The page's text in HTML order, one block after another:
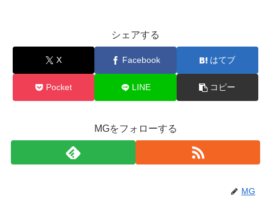
シェアする
X Facebook はてブ
Pocket LINE コピー
MGをフォローする
MG